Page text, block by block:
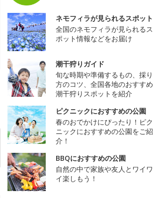
ネモフィラが見られるスポット
全国のネモフィラが見られるス
ポット情報などをお届け
潮干狩りガイド
旬な時期や準備するもの、採り
方のコツ、全国各地のおすすめ
潮干狩りスポットを紹介
ピクニックにおすすめの公園
春のおでかけにぴったり！ピク
ニックにおすすめの公園をご紹
介！
BBQにおすすめの公園
自然の中で家族や友人とワイワ
イ楽しもう！